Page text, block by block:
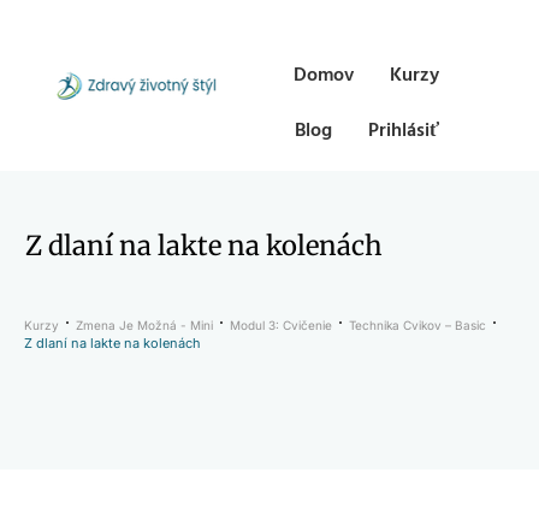
Domov
Kurzy
Blog
Prihlásiť
Z dlaní na lakte na kolenách
Kurzy Zmena Je Možná - Mini Modul 3: Cvičenie Technika Cvikov – Basic
Z dlaní na lakte na kolenách